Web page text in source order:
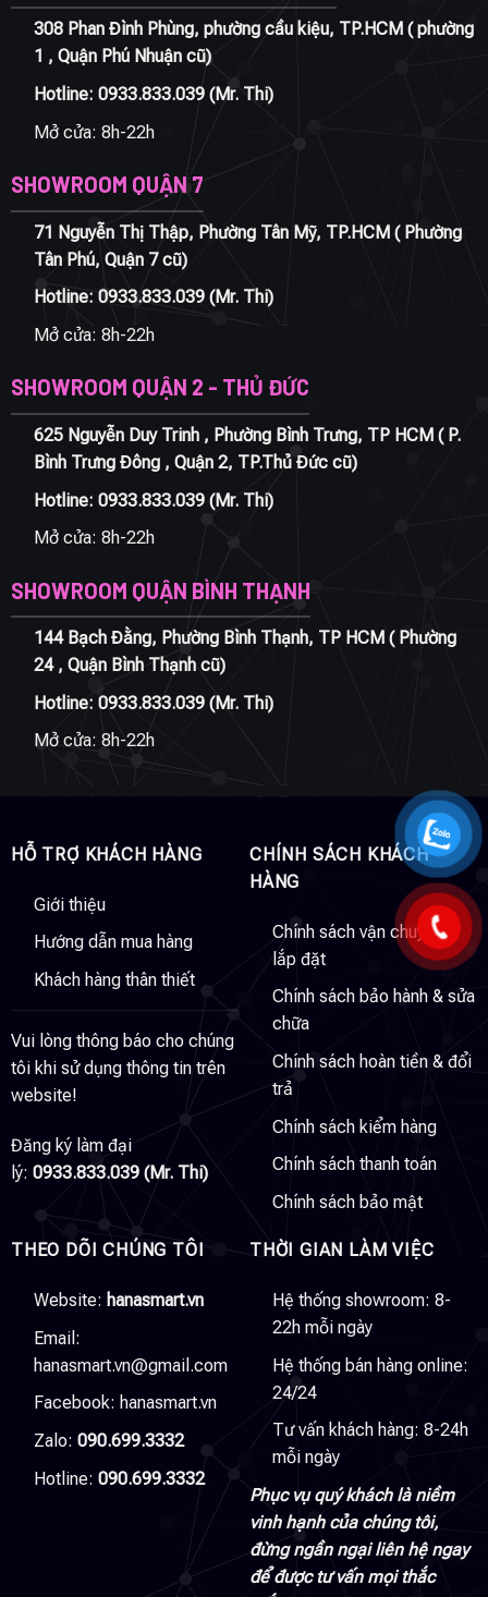
308 Phan Đình Phùng, phường cầu kiệu, TP.HCM ( phường
1 , Quận Phú Nhuận cũ)
Hotline: 0933.833.039(Mr. Thi)
Mở cửa: 8h-22h
SHOWROOM QUẬN 7
71 Nguyễn Thị Thập, Phường Tân Mỹ, TP.HCM ( Phường
Tân Phú, Quận 7 cũ)
Hotline: 0933.833.039(Mr. Thi)
Mở cửa: 8h-22h
SHOWROOM QUẬN 2 - THỦ ĐỨC
625 Nguyễn Duy Trinh , Phường Bình Trưng, TP HCM ( P.
Bình Trưng Đông , Quận 2, TP.Thủ Đức cũ)
Hotline: 0933.833.039(Mr. Thi)
Mở cửa: 8h-22h
SHOWROOM QUẬN BÌNH THẠNH
144 Bạch Đằng, Phường Bình Thạnh, TP HCM ( Phường
24 , Quận Bình Thạnh cũ)
Hotline: 0933.833.039(Mr. Thi)
Mở cửa: 8h-22h
HỖ TRỢ KHÁCH HÀNG
Giới thiệu
Hướng dẫn mua hàng
Khách hàng thân thiết
Vui lòng thông báo cho chúng
tôi khi sử dụng thông tin trên
website!
Đăng ký làm đại
lý: 0933.833.039 (Mr. Thi)
CHÍNH SÁCH KHÁCH
HÀNG
Chính sách vận chuyển &
lắp đặt
Chính sách bảo hành & sửa
chữa
Chính sách hoàn tiền & đổi
trả
Chính sách kiểm hàng
Chính sách thanh toán
Chính sách bảo mật
THEO DÕI CHÚNG TÔI
Website: hanasmart.vn
Email:
hanasmart.vn@gmail.com
Facebook: hanasmart.vn
Zalo: 090.699.3332
Hotline: 090.699.3332
THỜI GIAN LÀM VIỆC
Hệ thống showroom: 8-
22h mỗi ngày
Hệ thống bán hàng online:
24/24
Tư vấn khách hàng: 8-24h
mỗi ngày
Phục vụ quý khách là niềm
vinh hạnh của chúng tôi,
đừng ngần ngại liên hệ ngay
để được tư vấn mọi thắc